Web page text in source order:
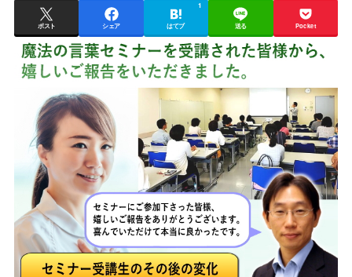
ポスト シェア はてブ
1
送る Pocket